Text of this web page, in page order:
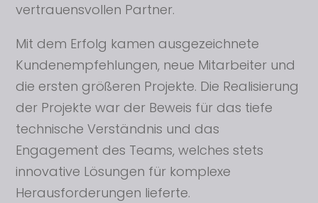
vertrauensvollen Partner.
Mit dem Erfolg kamen ausgezeichnete
Kundenempfehlungen, neue Mitarbeiter und
die ersten größeren Projekte. Die Realisierung
der Projekte war der Beweis für das tiefe
technische Verständnis und das
Engagement des Teams, welches stets
innovative Lösungen für komplexe
Herausforderungen lieferte.